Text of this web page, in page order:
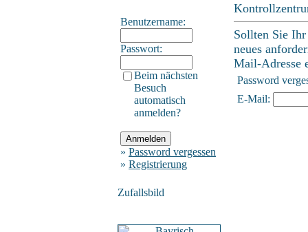
Benutzername:
Passwort:
Beim nächsten
Besuch
automatisch
anmelden?
» Password vergessen
» Registrierung
Zufallsbild
Sollten Sie Ihr
neues
Mail-Adresse
Password
E-Mail: